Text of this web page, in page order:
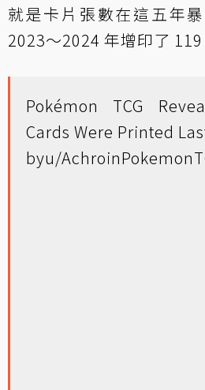
就是卡片張數在這五年
2023～2024 年增印了
Pokémon TCG
Cards Were Printed
byu/Achroin